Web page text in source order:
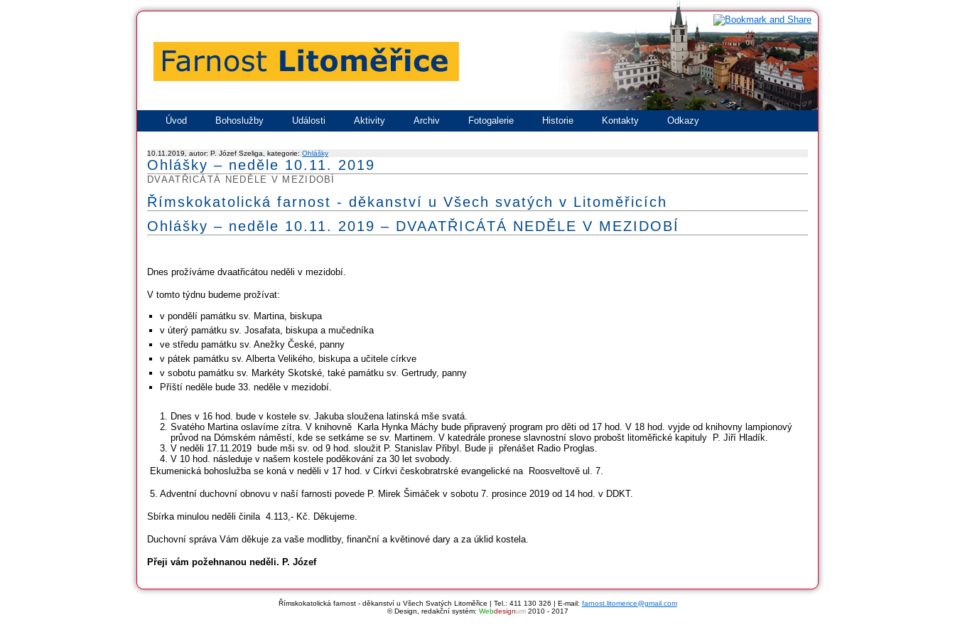
Úvod Bohoslužby Události Aktivity Archiv Fotogalerie Historie Kontakty Odkazy
10.11.2019, autor: P. Józef Szeliga, kategorie: Ohlášky
Ohlášky – neděle 10.11. 2019
DVAATŘICÁTÁ NEDĚLE V MEZIDOBÍ
Římskokatolická farnost - děkanství u Všech svatých v Litoměřicích
Ohlášky – neděle 10.11. 2019 – DVAATŘICÁTÁ NEDĚLE V MEZIDOBÍ
Dnes prožíváme dvaatřicátou neděli v mezidobí.
V tomto týdnu budeme prožívat:
v pondělí památku sv. Martina, biskupa
v úterý památku sv. Josafata, biskupa a mučedníka
ve středu památku sv. Anežky České, panny
v pátek památku sv. Alberta Velikého, biskupa a učitele církve
v sobotu památku sv. Markéty Skotské, také památku sv. Gertrudy, panny
Příští neděle bude 33. neděle v mezidobí.
Dnes v 16 hod. bude v kostele sv. Jakuba sloužena latinská mše svatá.
Svatého Martina oslavíme zítra. V knihovně Karla Hynka Máchy bude připravený program pro děti od 17 hod. V 18 hod. vyjde od knihovny lampionový
průvod na Dómském náměstí, kde se setkáme se sv. Martinem. V katedrále pronese slavnostní slovo probošt litoměřické kapituly P. Jiří Hladík.
V neděli 17.11.2019 bude mši sv. od 9 hod. sloužit P. Stanislav Přibyl. Bude ji přenášet Radio Proglas.
V 10 hod. následuje v našem kostele poděkování za 30 let svobody.
Ekumenická bohoslužba se koná v neděli v 17 hod. v Církvi českobratrské evangelické na Roosveltově ul. 7.
5. Adventní duchovní obnovu v naší farnosti povede P. Mirek Šimáček v sobotu 7. prosince 2019 od 14 hod. v DDKT.
Sbírka minulou neděli činila 4.113,- Kč. Děkujeme.
Duchovní správa Vám děkuje za vaše modlitby, finanční a květinové dary a za úklid kostela.
Přeji vám požehnanou neděli. P. Józef
Římskokatolická farnost - děkanství u Všech Svatých Litoměřice | Tel.: 411 130 326 | E-mail: farnost.litomerice@gmail.com
© Design, redakční systém: Webdesignum2010 - 2017